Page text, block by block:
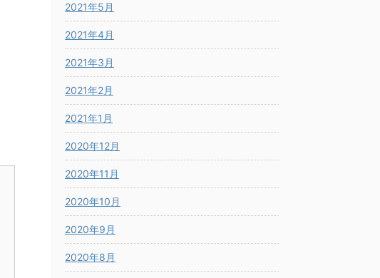
2021年5月
2021年4月
2021年3月
2021年2月
2021年1月
2020年12月
2020年11月
2020年10月
2020年9月
2020年8月